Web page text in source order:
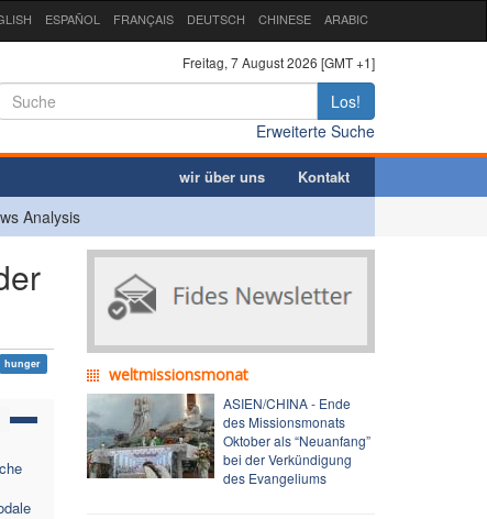
ESPAÑOL FRANÇAIS DEUTSCH CHINESE ARABIC
Freitag, 7 August 2026 [GMT +1]
Los!
Erweiterte Suche
wir über uns Kontakt
Analysis
hunger
weltmissionsmonat
ASIEN/CHINA - Ende
des Missionsmonats
Oktober als “Neuanfang”
bei der Verkündigung
des Evangeliums